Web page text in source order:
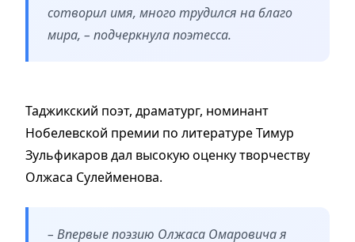
сотворил имя, много трудился на благо
мира, – подчеркнула поэтесса.
Таджикский поэт, драматург, номинант
Нобелевской премии по литературе Тимур
Зульфикаров дал высокую оценку творчеству
Олжаса Сулейменова.
– Впервые поэзию Олжаса Омаровича я